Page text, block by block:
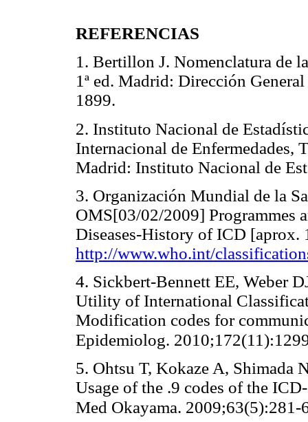
REFERENCIAS
1. Bertillon J. Nomenclatura de
1ª ed. Madrid: Dirección
1899.
2. Instituto Nacional de
Internacional de Enfermedades,
Madrid: Instituto Nacional de
3. Organización Mundial de la
OMS[03/02/2009] Programmes
Diseases-History of ICD [aprox.
http://www.who.int/
4. Sickbert-Bennett EE, Weber
Utility of International
Modification codes for
Epidemiolog.
5. Ohtsu T, Kokaze A, Shimada
Usage of the .9 codes of the
Med Okayama.